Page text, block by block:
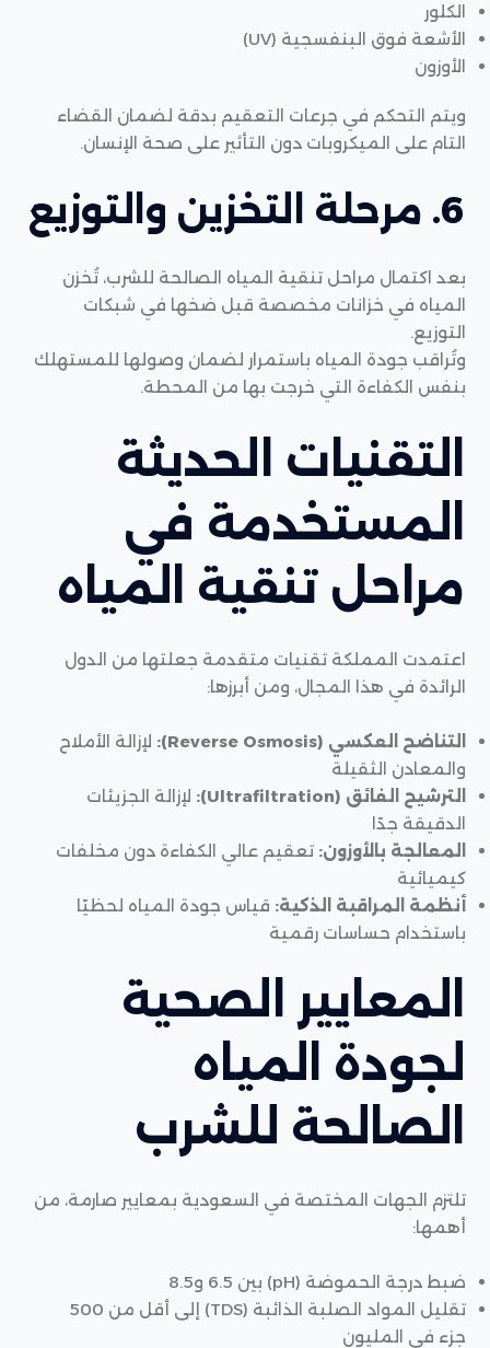
الكلور
الأشعة فوق البنفسجية (UV)
الأوزون
ويتم التحكم في جرعات التعقيم بدقة لضمان القضاء
التام على الميكروبات دون التأثير على صحة الإنسان.
6. مرحلة التخزين والتوزيع
بعد اكتمال مراحل تنقية المياه الصالحة للشرب، تُخزن
المياه في خزانات مخصصة قبل ضخها في شبكات
التوزيع.
وتُراقب جودة المياه باستمرار لضمان وصولها للمستهلك
بنفس الكفاءة التي خرجت بها من المحطة.
التقنيات الحديثة
المستخدمة في
مراحل تنقية المياه
اعتمدت المملكة تقنيات متقدمة جعلتها من الدول
الرائدة في هذا المجال، ومن أبرزها:
التناضح العكسي (Reverse Osmosis):
لإزالة الأملاح
والمعادن الثقيلة
الترشيح الفائق (Ultrafiltration):
لإزالة الجزيئات
الدقيقة جدًا
المعالجة بالأوزون: تعقيم عالي الكفاءة دون مخلفات
كيميائية
أنظمة المراقبة الذكية: قياس جودة المياه لحظيًا
باستخدام حساسات رقمية
المعايير الصحية
لجودة المياه
الصالحة للشرب
تلتزم الجهات المختصة في السعودية بمعايير صارمة، من
أهمها:
ضبط درجة الحموضة (pH) بين 6.5 و8.5
تقليل المواد الصلبة الذائبة (TDS) إلى أقل من 500
جزء في المليون